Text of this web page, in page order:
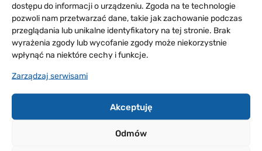
dostępu do informacji o urządzeniu. Zgoda na te technologie
pozwoli nam przetwarzać dane, takie jak zachowanie podczas
przeglądania lub unikalne identyfikatory na tej stronie. Brak
wyrażenia zgody lub wycofanie zgody może niekorzystnie
wpłynąć na niektóre cechy i funkcje.
Zarządzaj serwisami
Akceptuję
Odmów